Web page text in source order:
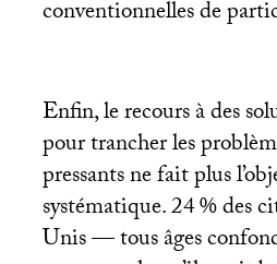
conventionnelles de
Enfin, le recours à des
pour trancher les
pressants ne fait plus
systématique. 24% des
Unis — tous âges